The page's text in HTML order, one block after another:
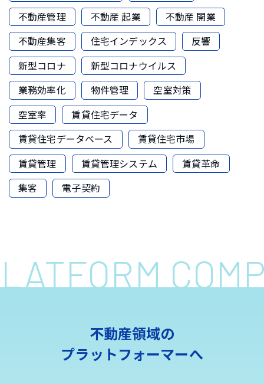
不動産管理
不動産 起業
不動産 開業
不動産集客
住宅インデックス
反響
新型コロナ
新型コロナウイルス
業務効率化
物件管理
空室対策
空室率
賃貸住宅データ
賃貸住宅データベース
賃貸住宅市場
賃貸管理
賃貸管理システム
賃貸革命
集客
電子契約
不動産領域の
プラットフォーマーへ